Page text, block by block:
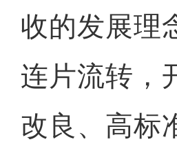
收的发展理
连片流转，
改良、高标